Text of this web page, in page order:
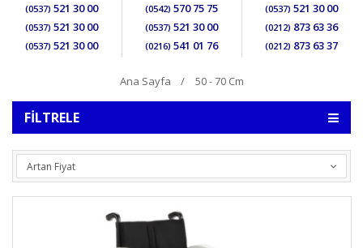
(0537) 521 30 00
(0537) 521 30 00
(0537) 521 30 00
(0542) 570 75 75
(0537) 521 30 00
(0216) 541 01 76
(0537) 521 30 00
(0212) 873 63 36
(0212) 873 63 37
Ana Sayfa 50 - 70 Cm
FILTRELE